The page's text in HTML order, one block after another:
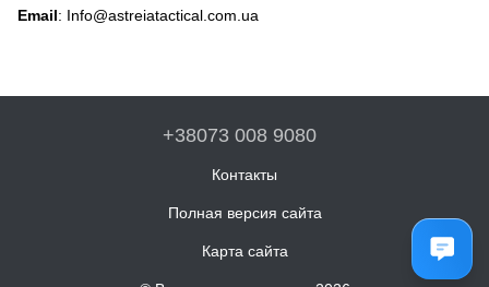
Email: Info@astreiatactical.com.ua
+38073 008 9080
Контакты
Полная версия сайта
Карта сайта